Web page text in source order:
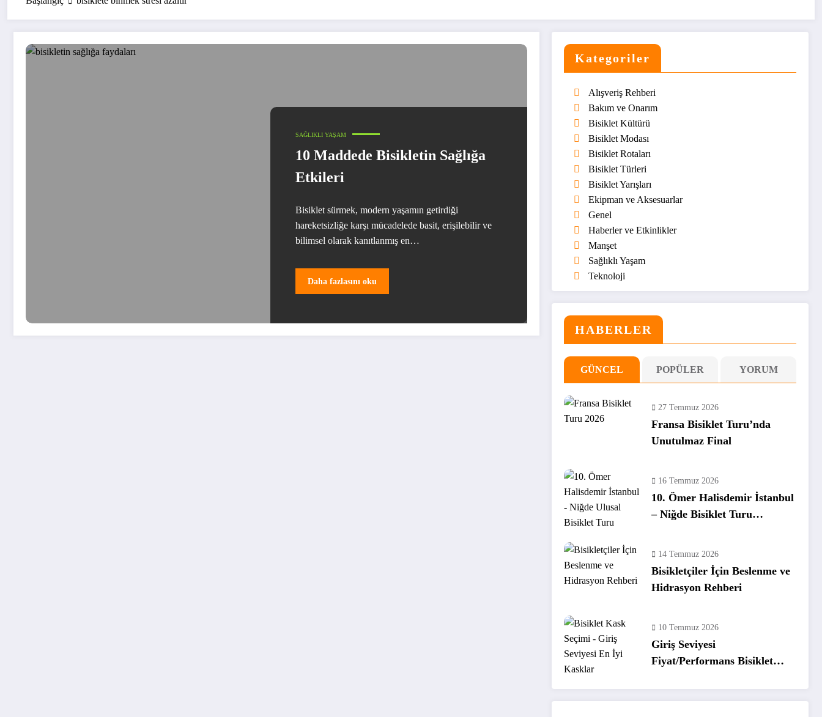
SAĞLIKLI YAŞAM
10 Maddede Bisikletin Sağlığa
Etkileri
Bisiklet sürmek, modern yaşamın getirdiği
hareketsizliğe karşı mücadelede basit, erişilebilir ve
bilimsel olarak kanıtlanmış en…
Daha fazlasını oku
Kategoriler
Alışveriş Rehberi
Bakım ve Onarım
Bisiklet Kültürü
Bisiklet Modası
Bisiklet Rotaları
Bisiklet Türleri
Bisiklet Yarışları
Ekipman ve Aksesuarlar
Genel
Haberler ve Etkinlikler
Manşet
Sağlıklı Yaşam
Teknoloji
HABERLER
GÜNCEL POPÜLER YORUM
27 Temmuz 2026
Fransa Bisiklet Turu’nda
Unutulmaz Final
16 Temmuz 2026
10. Ömer Halisdemir İstanbul
– Niğde Bisiklet Turu
14 Temmuz 2026
Bisikletçiler İçin Beslenme ve
Hidrasyon Rehberi
10 Temmuz 2026
Giriş Seviyesi
Fiyat/Performans Bisiklet